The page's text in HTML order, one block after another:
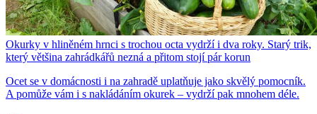
Okurky v hliněném hrnci s trochou octa vydrží i dva roky. Starý trik,
který většina zahrádkářů nezná a přitom stojí pár korun
Ocet se v domácnosti i na zahradě uplatňuje jako skvělý pomocník.
A pomůže vám i s nakládáním okurek – vydrží pak mnohem déle.